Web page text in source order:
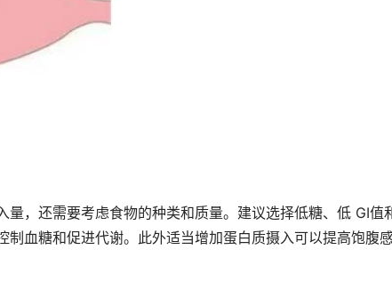
，还需要考虑食物的种类和质量。建议选择低糖、低 GI值
血糖和促进代谢。此外适当增加蛋白质摄入可以提高饱腹